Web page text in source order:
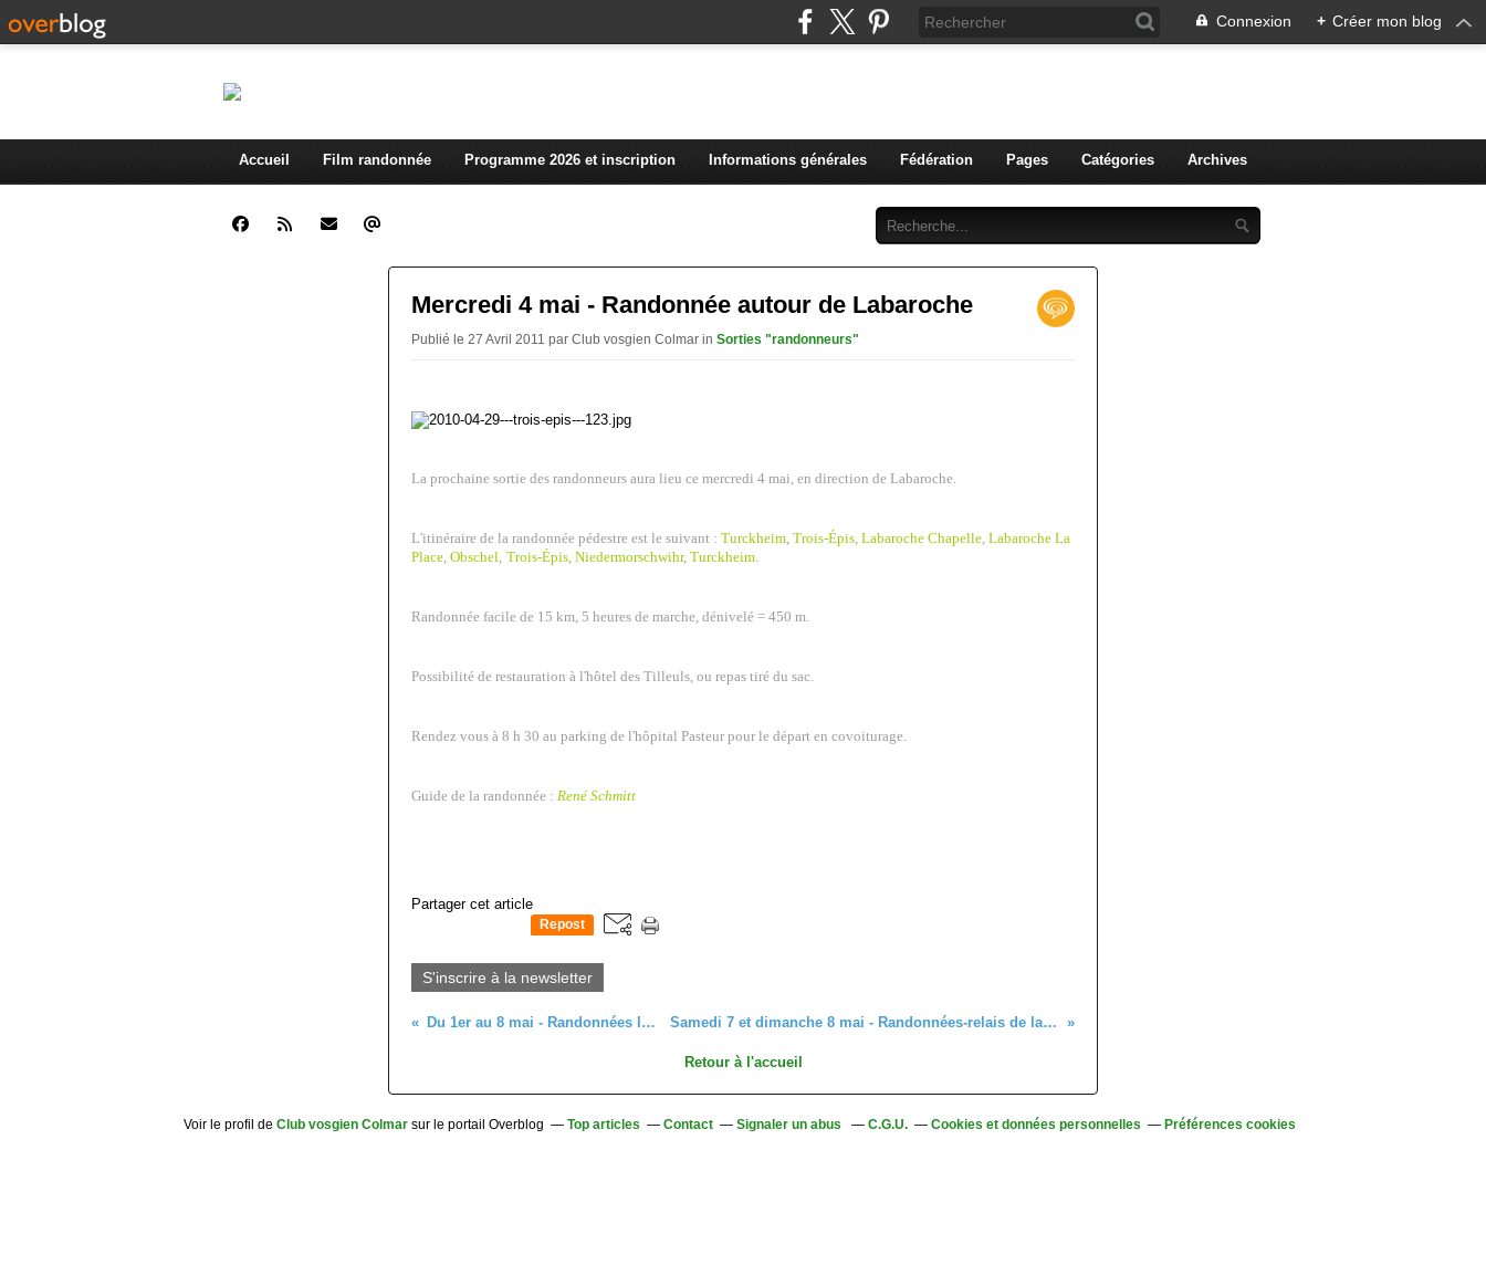
Connexion + Créer mon blog
Accueil Film randonnée Programme 2026 et inscription Informations générales Fédération Pages Catégories Archives
Mercredi 4 mai - Randonnée autour de Labaroche
Publié le 27 Avril 2011 par Club vosgien Colmar in Sorties "randonneurs"
La prochaine sortie des randonneurs aura lieu ce mercredi 4 mai, en direction de Labaroche.
L'itinéraire de la randonnée pédestre est le suivant : Turckheim, Trois-Épis, Labaroche Chapelle, Labaroche La
Place, Obschel, Trois-Épis, Niedermorschwihr, Turckheim.
Randonnée facile de 15 km, 5 heures de marche, dénivelé = 450 m.
Possibilité de restauration à l'hôtel des Tilleuls, ou repas tiré du sac.
Rendez vous à 8 h 30 au parking de l'hôpital Pasteur pour le départ en covoiturage.
Guide de la randonnée : René Schmitt
Partager cet article
Repost
S'inscrire à la newsletter
Du 1er au 8 mai - Randonnées le long de la Route Verte Samedi 7 et dimanche 8 mai - Randonnées-relais de la Route Verte, Rapp-Vauban-Ile du Rhin
Retour à l'accueil
Voir le profil de Club vosgien Colmar sur le portail Overblog Top articles Contact Signaler un abus C.G.U. Cookies et données personnelles Préférences cookies